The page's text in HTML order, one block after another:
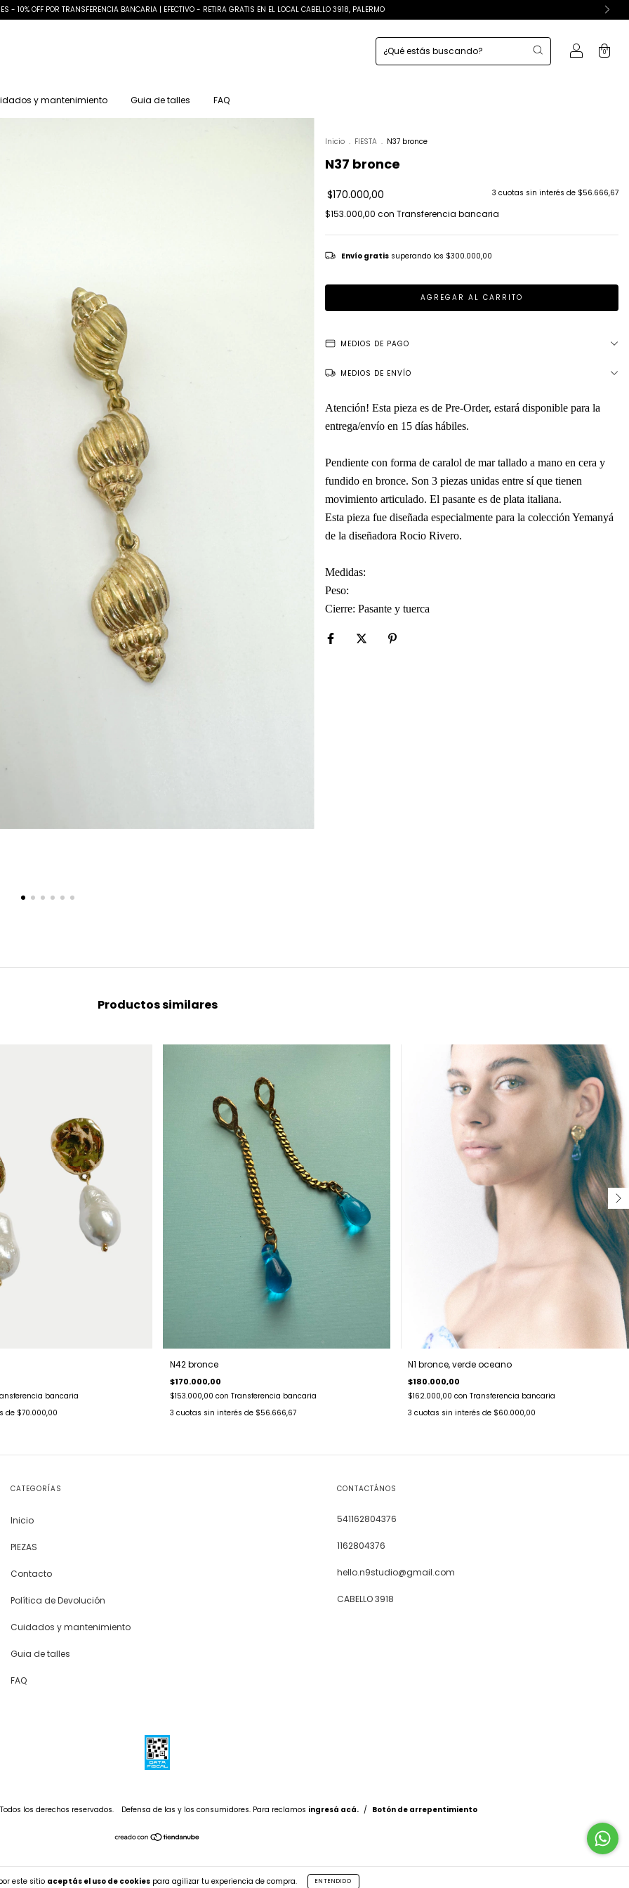
- 10% OFF POR TRANSFERENCIA BANCARIA | EFECTIVO - RETIRA GRATIS EN EL LOCAL CABELLO 3918, PALERMO
0
y mantenimiento Guia de talles FAQ
este sitio aceptás el uso de cookiespara agilizar tu experiencia de compra. ENTENDIDO
Inicio . FIESTA . N37 bronce
N37 bronce
$170.000,00 3 cuotas sin interés de $56.666,67
$153.000,00 con Transferencia bancaria
Envío gratis superando los $300.000,00
MEDIOS DE PAGO
MEDIOS DE ENVÍO
Atención! Esta pieza es de Pre-Order, estará disponible para la
entrega/envío en 15 días hábiles.
Pendiente con forma de caralol de mar tallado a mano en cera y
fundido en bronce. Son 3 piezas unidas entre sí que tienen
movimiento articulado. El pasante es de plata italiana.
Esta pieza fue diseñada especialmente para la colección Yemanyá
de la diseñadora Rocio Rivero.
Medidas:
Peso:
Cierre: Pasante y tuerca
Productos similares
bancaria
de $70.000,00
N42 bronce
$170.000,00
$153.000,00 con Transferencia bancaria
3 cuotas sin interés de $56.666,67
N1 bronce, verde oceano
$180.000,00
$162.000,00con Transferencia bancaria
3 cuotas sin interés de $60.000,00
CATEGORÍAS
Inicio
PIEZAS
Contacto
Política de Devolución
Cuidados y mantenimiento
Guia de talles
FAQ
CONTACTÁNOS
541162804376
1162804376
hello.n9studio@gmail.com
CABELLO 3918
los derechos reservados. Defensa de las y los consumidores. Para reclamos ingresá acá. / Botón de arrepentimiento